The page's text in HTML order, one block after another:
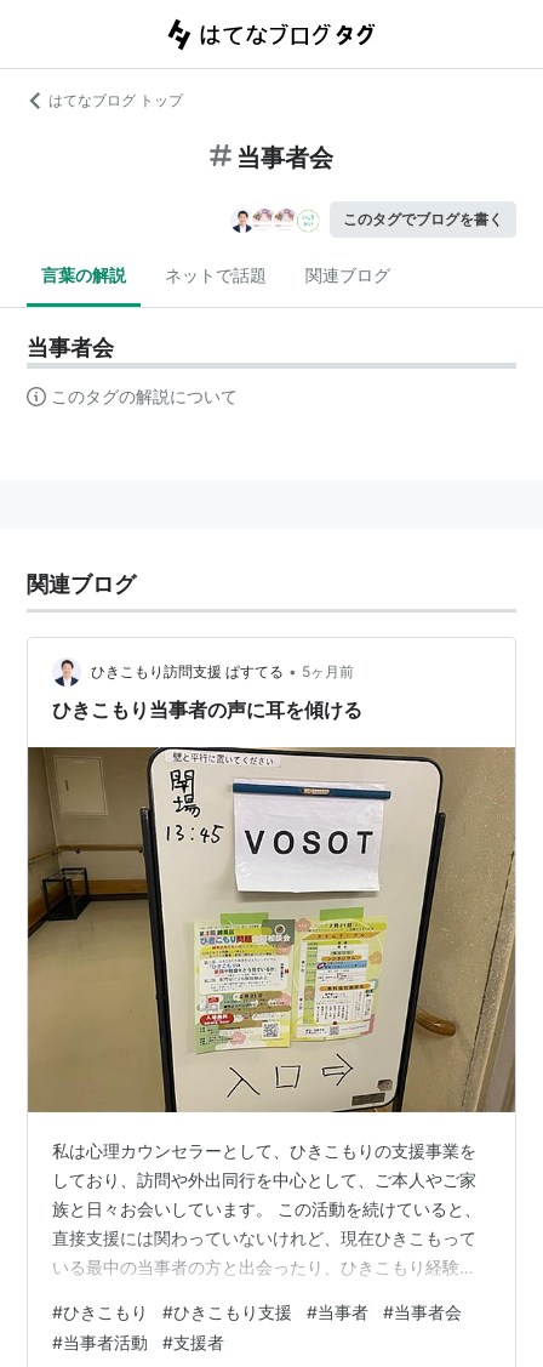
はてなブログ トップ
当事者会
このタグでブログを書く
言葉の解説 ネットで話題 関連ブログ
当事者会
このタグの解説について
関連ブログ
ひきこもり訪問支援 ぱすてる • 5ヶ月前
ひきこもり当事者の声に耳を傾ける
私は心理カウンセラーとして、ひきこもりの支援事業を
しており、訪問や外出同行を中心として、ご本人やご家
族と日々お会いしています。 この活動を続けていると、
直接支援には関わっていないけれど、現在ひきこもって
いる最中の当事者の方と出会ったり、ひきこもり経験を
ます。 最近は、そんな当事者・経験者の方々の中でもご
自身の考えや体験を書籍という形に纏めてネットで自費
#ひきこもり #ひきこもり支援 #当事者 #当事者会
#当事者活動 #支援者